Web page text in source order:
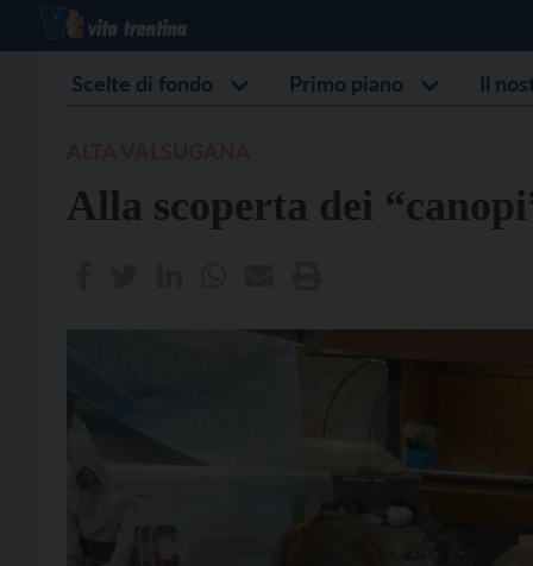
Scelte di fondo Primo piano Il
Alla scoperta dei